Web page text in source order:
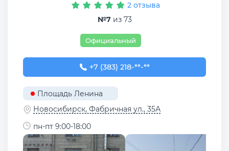
2 отзыва
№7из 73
Официальный
+7 (383) 218-10-83
+7 (383) 218-**-**
Площадь Ленина
Новосибирск, Фабричная ул., 35А
пн-пт 9:00-18:00